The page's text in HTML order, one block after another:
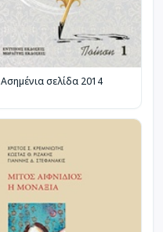
Ασημένια σελίδα 2014